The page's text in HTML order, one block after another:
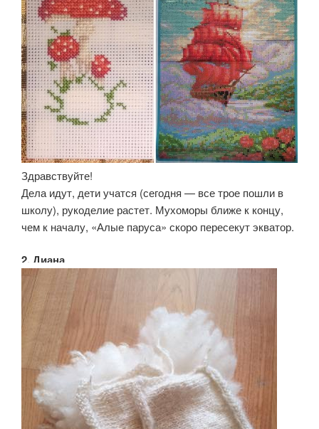
Здравствуйте!
Дела идут, дети учатся (сегодня — все трое пошли в
школу), рукоделие растет. Мухоморы ближе к концу,
чем к началу, «Алые паруса» скоро пересекут экватор.
2. Диана